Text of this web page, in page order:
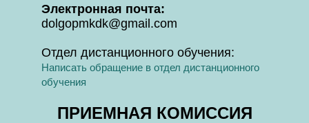
Электронная почта:
dolgopmkdk@gmail.com
Отдел дистанционного обучения:
Написать обращение в отдел дистанционного
обучения
ПРИЕМНАЯ КОМИССИЯ